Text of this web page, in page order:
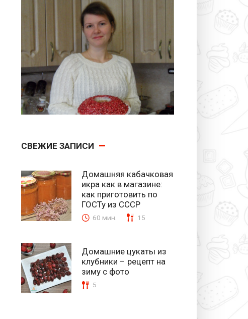
СВЕЖИЕ ЗАПИСИ
Домашняя кабачковая
икра как в магазине:
как приготовить по
ГОСТу из СССР
60 мин. 15
Домашние цукаты из
клубники – рецепт на
зиму с фото
5